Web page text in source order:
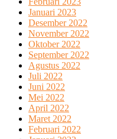
Januari 2023
Desember 2022
November 2022
Oktober 2022
September 2022
Agustus 2022
Juli 2022
Juni 2022
Mei 2022
April 2022
Maret 2022
Februari 2022